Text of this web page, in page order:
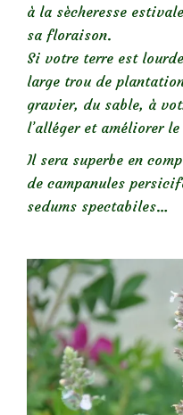
à la sècheresse
sa floraison.
Si votre terre est
large trou de
gravier, du sable, à
l’alléger et améliorer
Il sera superbe en
de campanules
sedums spectabiles…